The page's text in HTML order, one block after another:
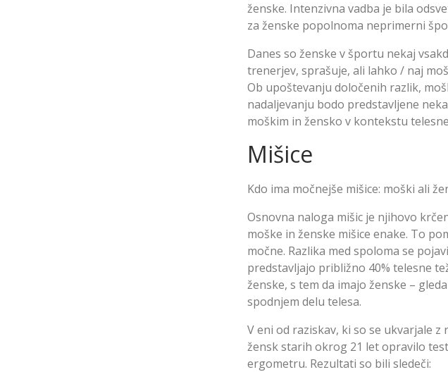
ženske. Intenzivna vadba je bila
za ženske popolnoma neprimerni
Danes so ženske v športu nekaj
trenerjev, sprašuje, ali lahko / naj
Ob upoštevanju določenih razlik,
nadaljevanju bodo predstavljene
moškim in žensko v kontekstu
Mišice
Kdo ima močnejše mišice: moški ali
Osnovna naloga mišic je njihovo
moške in ženske mišice enake. To
močne. Razlika med spoloma se
predstavljajo približno 40% telesne
ženske, s tem da imajo ženske –
spodnjem delu telesa.
V eni od raziskav, ki so se ukvarjale
žensk starih okrog 21 let opravilo
ergometru. Rezultati so bili sledeči: